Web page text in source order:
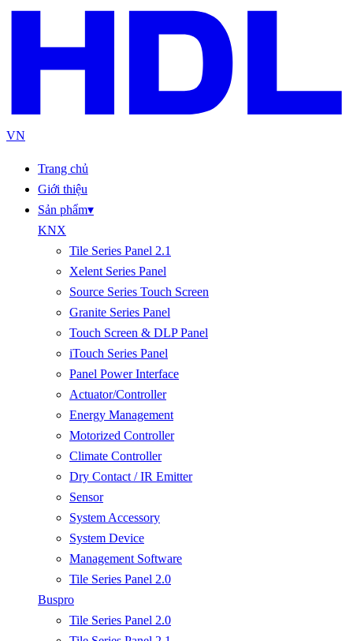
VN
Trang chủ
Giới thiệu
Sản phẩm▾
KNX
Tile Series Panel 2.1
Xelent Series Panel
Source Series Touch Screen
Granite Series Panel
Touch Screen & DLP Panel
iTouch Series Panel
Panel Power Interface
Actuator/Controller
Energy Management
Motorized Controller
Climate Controller
Dry Contact / IR Emitter
Sensor
System Accessory
System Device
Management Software
Tile Series Panel 2.0
Buspro
Tile Series Panel 2.0